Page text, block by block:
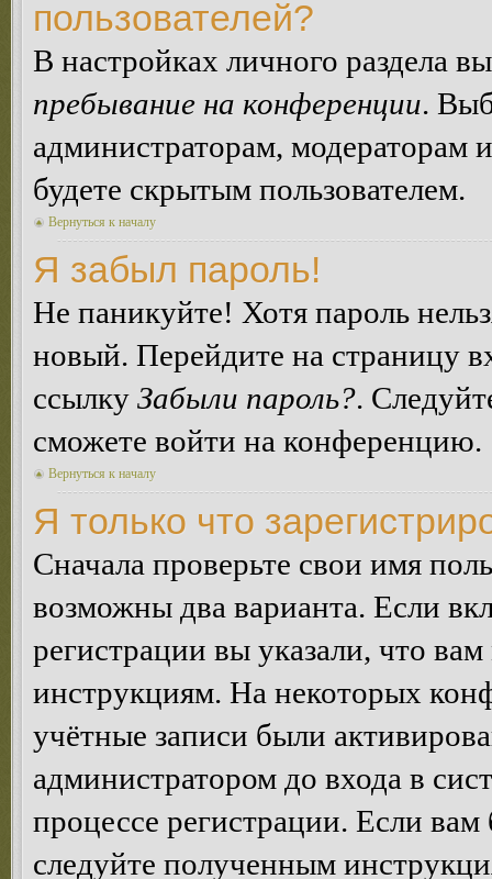
пользователей?
В настройках личного раздела
пребывание на конференции.
администраторам, модераторам
будете скрытым пользователем.
Вернуться к началу
Я забыл пароль!
Не паникуйте! Хотя пароль
новый. Перейдите на страницу
ссылку Забыли пароль?.
сможете войти на конференцию.
Вернуться к началу
Я только что
Сначала проверьте свои имя
возможны два варианта. Если
регистрации вы указали, что
инструкциям. На некоторых
учётные записи были
администратором до входа в
процессе регистрации. Если
следуйте полученным